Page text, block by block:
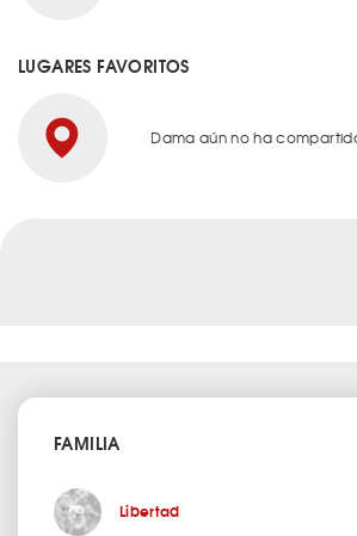
FAMILIA
Libertad
LUGARES FAVORITOS
Dama aún no ha